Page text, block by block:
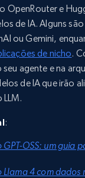
OpenRouter e
de IA. Alguns
ou Gemini,
de nicho.
agente e na
de IA que irão
:
OSS: um guia
Llama 4 com dados